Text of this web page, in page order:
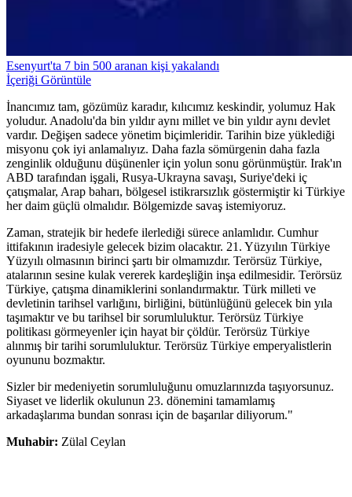
Esenyurt'ta 7 bin 500 aranan kişi yakalandı
İçeriği Görüntüle
İnancımız tam, gözümüz karadır, kılıcımız keskindir, yolumuz Hak
yoludur. Anadolu'da bin yıldır aynı millet ve bin yıldır aynı devlet
vardır. Değişen sadece yönetim biçimleridir. Tarihin bize yüklediği
misyonu çok iyi anlamalıyız. Daha fazla sömürgenin daha fazla
zenginlik olduğunu düşünenler için yolun sonu görünmüştür. Irak'ın
ABD tarafından işgali, Rusya-Ukrayna savaşı, Suriye'deki iç
çatışmalar, Arap baharı, bölgesel istikrarsızlık göstermiştir ki Türkiye
her daim güçlü olmalıdır. Bölgemizde savaş istemiyoruz.
Zaman, stratejik bir hedefe ilerlediği sürece anlamlıdır. Cumhur
ittifakının iradesiyle gelecek bizim olacaktır. 21. Yüzyılın Türkiye
Yüzyılı olmasının birinci şartı bir olmamızdır. Terörsüz Türkiye,
atalarının sesine kulak vererek kardeşliğin inşa edilmesidir. Terörsüz
Türkiye, çatışma dinamiklerini sonlandırmaktır. Türk milleti ve
devletinin tarihsel varlığını, birliğini, bütünlüğünü gelecek bin yıla
taşımaktır ve bu tarihsel bir sorumluluktur. Terörsüz Türkiye
politikası görmeyenler için hayat bir çöldür. Terörsüz Türkiye
alınmış bir tarihi sorumluluktur. Terörsüz Türkiye emperyalistlerin
oyununu bozmaktır.
Sizler bir medeniyetin sorumluluğunu omuzlarınızda taşıyorsunuz.
Siyaset ve liderlik okulunun 23. dönemini tamamlamış
arkadaşlarıma bundan sonrası için de başarılar diliyorum."
Muhabir: Zülal Ceylan